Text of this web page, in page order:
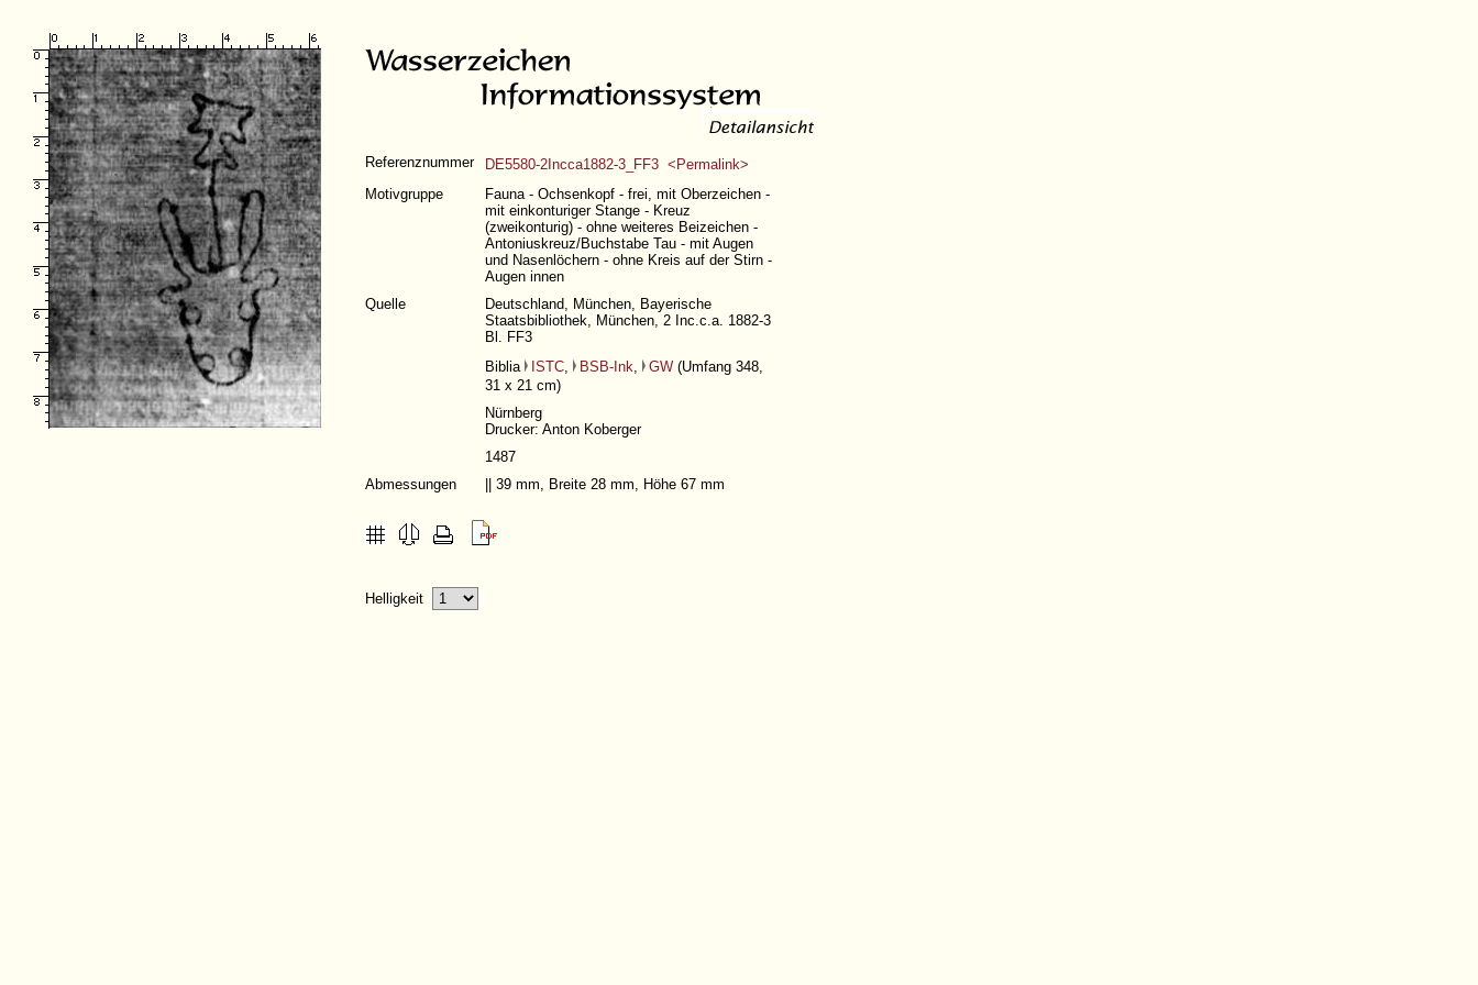
Referenznummer
DE5580-2Incca1882-3_FF3 <Permalink>
Motivgruppe
Fauna - Ochsenkopf - frei, mit Oberzeichen -
mit einkonturiger Stange - Kreuz
(zweikonturig) - ohne weiteres Beizeichen -
Antoniuskreuz/Buchstabe Tau - mit Augen
und Nasenlöchern - ohne Kreis auf der Stirn -
Augen innen
Quelle
Deutschland, München, Bayerische
Staatsbibliothek, München, 2 Inc.c.a. 1882-3
Bl. FF3
Biblia
ISTC, BSB-Ink, GW (Umfang 348,
31 x 21 cm)
Nürnberg
Drucker: Anton Koberger
1487
Abmessungen
|| 39 mm, Breite 28 mm, Höhe 67 mm
Helligkeit